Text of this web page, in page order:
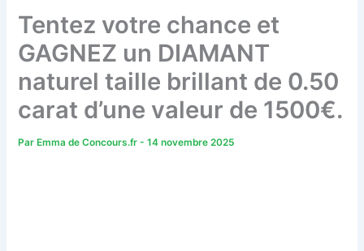
Tentez votre chance et
GAGNEZ un DIAMANT
naturel taille brillant de 0.50
carat d’une valeur de 1500€.
ParEmma de Concours.fr-14 novembre 2025